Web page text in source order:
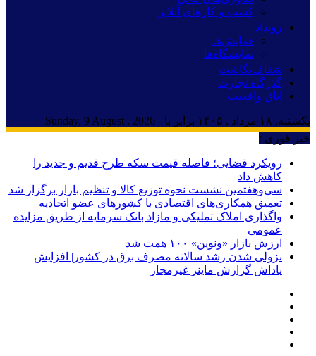
کسب و کارهای آنلاین
رویداد
همایش‌ها
نمایشگاه‌ها
شفاف‌نگاشت
گذرگاه تجارت
اتاق واقعیت
یکشنبه, ۱۸ مرداد , ۱۴۰۵ برابر با - Sunday, 9 August , 2026
خبر فوری :
رویکرد قضایی؛ فاصله قیمت سکه طرح قدیم و جدید را
کاهش داد
سی‌و‌هفتمین نشست نحوه توزیع کالا و تنظیم بازار برگزار شد
تعمیق همکاری‌های اقتصادی با کشورهای عضو اتحادیه
واگذاری املاک تملیکی و مازاد بانک سرمایه از طریق مزایده
عمومی
ارزش بازار «ونوین» ۱۰۰ همت شد
نزولی شدن رشد سالانه مصرف برق در کشور| افزایش
پاداش گزارش ماینر غیرمجاز